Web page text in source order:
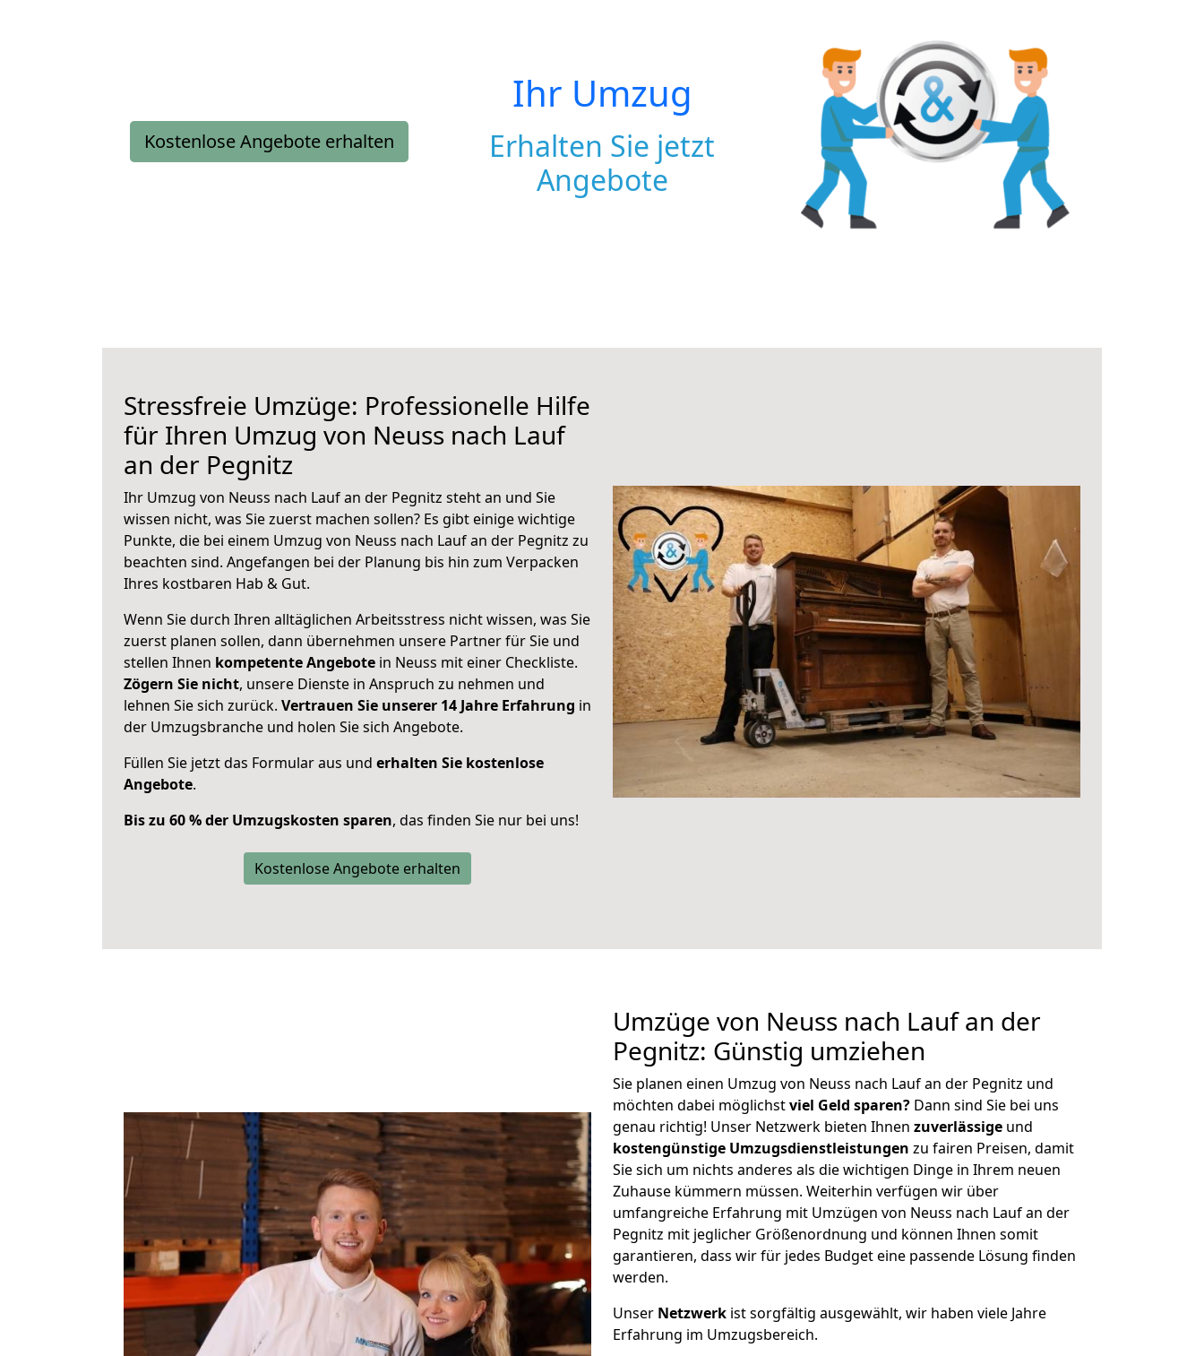
Kostenlose Angebote erhalten
Ihr Umzug
Erhalten Sie jetzt
Angebote
Stressfreie Umzüge: Professionelle Hilfe
für Ihren Umzug von Neuss nach Lauf
an der Pegnitz
Ihr Umzug von Neuss nach Lauf an der Pegnitz steht an und Sie
wissen nicht, was Sie zuerst machen sollen? Es gibt einige wichtige
Punkte, die bei einem Umzug von Neuss nach Lauf an der Pegnitz zu
beachten sind. Angefangen bei der Planung bis hin zum Verpacken
Ihres kostbaren Hab & Gut.
Wenn Sie durch Ihren alltäglichen Arbeitsstress nicht wissen, was Sie
zuerst planen sollen, dann übernehmen unsere Partner für Sie und
stellen Ihnen kompetente Angebote in Neuss mit einer Checkliste.
Zögern Sie nicht, unsere Dienste in Anspruch zu nehmen und
lehnen Sie sich zurück. Vertrauen Sie unserer 14 Jahre Erfahrung in
der Umzugsbranche und holen Sie sich Angebote.
Füllen Sie jetzt das Formular aus und erhalten Sie kostenlose
Angebote.
Bis zu 60 % der Umzugskosten sparen, das finden Sie nur bei uns!
Kostenlose Angebote erhalten
Umzüge von Neuss nach Lauf an der
Pegnitz: Günstig umziehen
Sie planen einen Umzug von Neuss nach Lauf an der Pegnitz und
möchten dabei möglichstviel Geld sparen? Dann sind Sie bei uns
genau richtig! Unser Netzwerk bieten Ihnen zuverlässige und
kostengünstige Umzugsdienstleistungen zu fairen Preisen, damit
Sie sich um nichts anderes als die wichtigen Dinge in Ihrem neuen
Zuhause kümmern müssen. Weiterhin verfügen wir über
umfangreiche Erfahrung mit Umzügen von Neuss nach Lauf an der
Pegnitz mit jeglicher Größenordnung und können Ihnen somit
garantieren, dass wir für jedes Budget eine passende Lösung finden
werden.
Unser Netzwerk ist sorgfältig ausgewählt, wir haben viele Jahre
Erfahrung im Umzugsbereich.